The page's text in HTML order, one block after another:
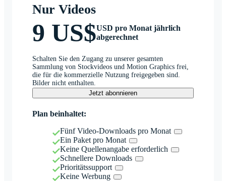
Nur Videos
9 US$USD pro Monat jährlich
abgerechnet
Schalten Sie den Zugang zu unserer gesamten
Sammlung von Stockvideos und Motion Graphics frei,
die für die kommerzielle Nutzung freigegeben sind.
Bilder nicht enthalten.
Jetzt abonnieren
Plan beinhaltet:
Fünf Video-Downloads pro Monat
Ein Paket pro Monat
Keine Quellenangabe erforderlich
Schnellere Downloads
Prioritätssupport
Keine Werbung